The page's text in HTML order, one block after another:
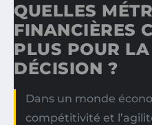
QUELLES
FINANCIÈRES
PLUS POUR
DÉCISION ?
Dans un monde
compétitivité et